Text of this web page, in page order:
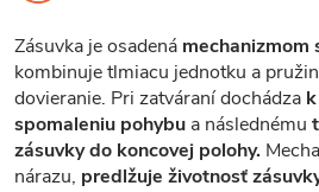
Zásuvka je osadená mechanizmom
kombinuje tlmiacu jednotku a
dovieranie. Pri zatváraní dochádza
spomaleniu pohybu a následnému
zásuvky do koncovej polohy.
nárazu, predlžuje životnosť